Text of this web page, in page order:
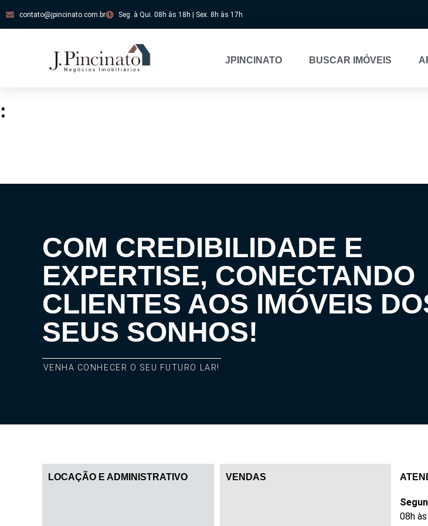
contato@jpincinato.com.br Seg. à Qui. 08h às 18h | Sex. 8h às 17h
JPINCINATO BUSCAR IMÓVEIS
:
COM CREDIBILIDADE E
EXPERTISE, CONECTANDO
CLIENTES AOS IMÓVEIS
SEUS SONHOS!
VENHA CONHECER O SEU FUTURO LAR!
LOCAÇÃO E ADMINISTRATIVO VENDAS
08h